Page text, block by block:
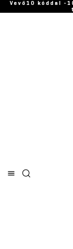
Vevő10 kóddal -